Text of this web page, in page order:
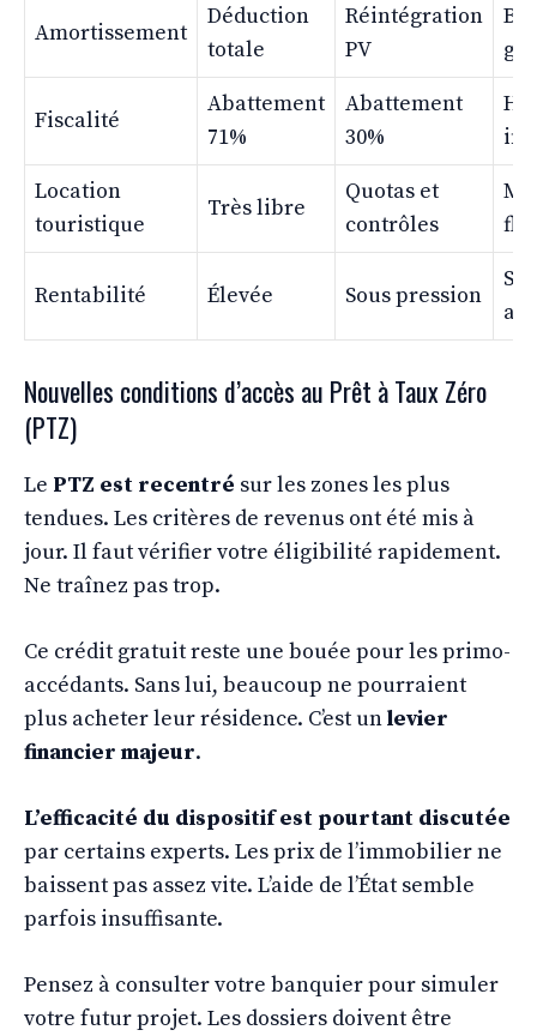
Amortissement
Déduction
totale
Réintégration
PV
Fiscalité
Abattement
71%
Abattement
30%
Location
touristique
Très libre
Quotas et
contrôles
Rentabilité Élevée Sous pression
Nouvelles conditions d’accès au Prêt à Taux Zéro
(PTZ)
Le PTZ est recentré sur les zones les plus
tendues. Les critères de revenus ont été mis à
jour. Il faut vérifier votre éligibilité rapidement.
Ne traînez pas trop.
Ce crédit gratuit reste une bouée pour les primo-
accédants. Sans lui, beaucoup ne pourraient
plus acheter leur résidence. C’est unlevier
financier majeur.
L’efficacité du dispositif est pourtant discutée
par certains experts. Les prix de l’immobilier ne
baissent pas assez vite. L’aide de l’État semble
parfois insuffisante.
Pensez à consulter votre banquier pour simuler
votre futur projet. Les dossiers doivent être